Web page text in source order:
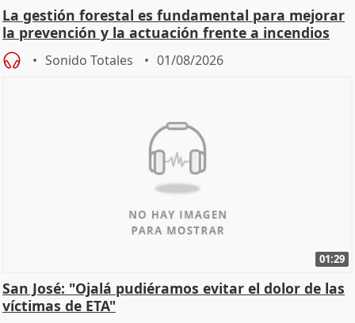
La gestión forestal es fundamental para mejorar
la prevención y la actuación frente a incendios
Sonido Totales 01/08/2026
01:29
San José: "Ojalá pudiéramos evitar el dolor de las
víctimas de ETA"